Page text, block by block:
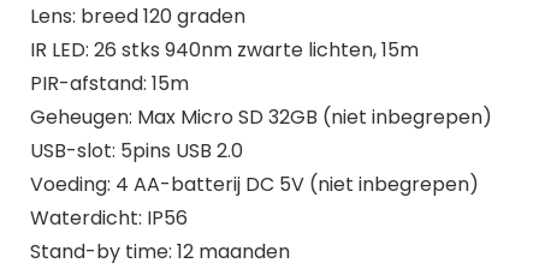
Lens: breed 120 graden
IR LED: 26 stks 940nm zwarte lichten, 15m
PIR-afstand: 15m
Geheugen: Max Micro SD 32GB (niet inbegrepen)
USB-slot: 5pins USB 2.0
Voeding: 4 AA-batterij DC 5V (niet inbegrepen)
Waterdicht: IP56
Stand-by time: 12 maanden